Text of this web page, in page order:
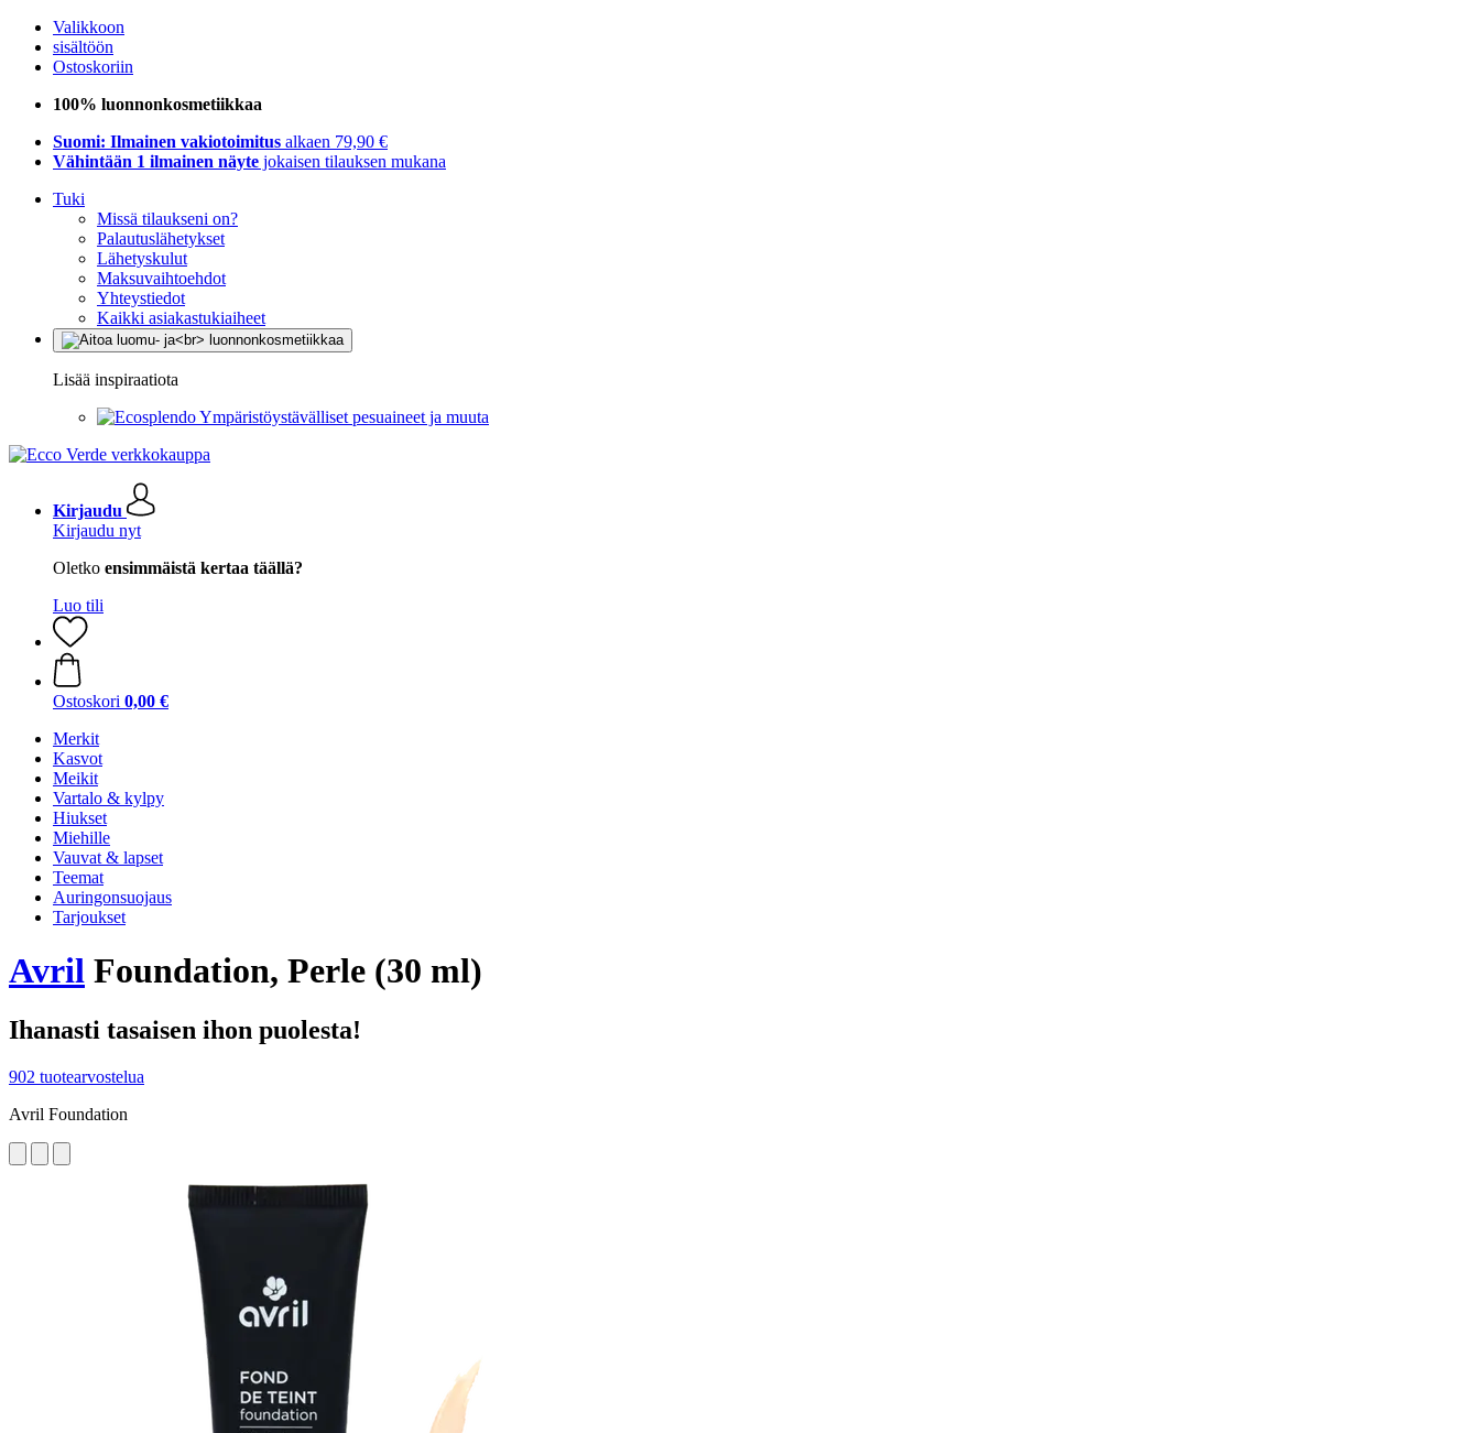
Valikkoon
sisältöön
Ostoskoriin
100% luonnonkosmetiikkaa
Suomi: Ilmainen vakiotoimitus alkaen 79,90 €
Vähintään 1 ilmainen näyte jokaisen tilauksen mukana
Tuki
Missä tilaukseni on?
Palautuslähetykset
Lähetyskulut
Maksuvaihtoehdot
Yhteystiedot
Kaikki asiakastukiaiheet
Lisää inspiraatiota
Ympäristöystävälliset pesuaineet ja muuta
Kirjaudu
Kirjaudu nyt
Oletko ensimmäistä kertaa täällä?
Luo tili
Ostoskori 0,00 €
Merkit
Kasvot
Meikit
Vartalo & kylpy
Hiukset
Miehille
Vauvat & lapset
Teemat
Auringonsuojaus
Tarjoukset
Avril Foundation, Perle (30 ml)
Ihanasti tasaisen ihon puolesta!
902 tuotearvostelua
Avril Foundation